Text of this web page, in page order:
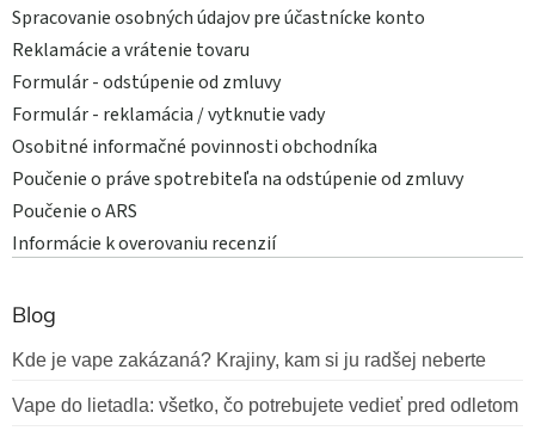
Spracovanie osobných údajov pre účastnícke konto
Reklamácie a vrátenie tovaru
Formulár - odstúpenie od zmluvy
Formulár - reklamácia / vytknutie vady
Osobitné informačné povinnosti obchodníka
Poučenie o práve spotrebiteľa na odstúpenie od zmluvy
Poučenie o ARS
Informácie k overovaniu recenzií
Blog
Kde je vape zakázaná? Krajiny, kam si ju radšej neberte
Vape do lietadla: všetko, čo potrebujete vedieť pred odletom